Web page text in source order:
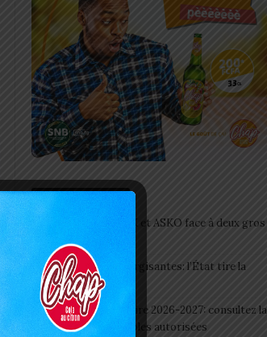
Articles récents
Interclubs CAF: ASCK et ASKO face à deux gros
morceaux
Togo/ Boissons énergisantes: l’État tire la
sonnette d’alarme
Togo/ Rentrée scolaire 2026-2027: consultez la
liste officielle des écoles autorisées